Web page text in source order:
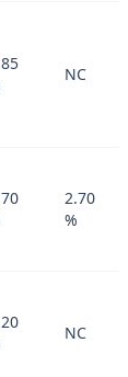
NC
2.70
%
NC